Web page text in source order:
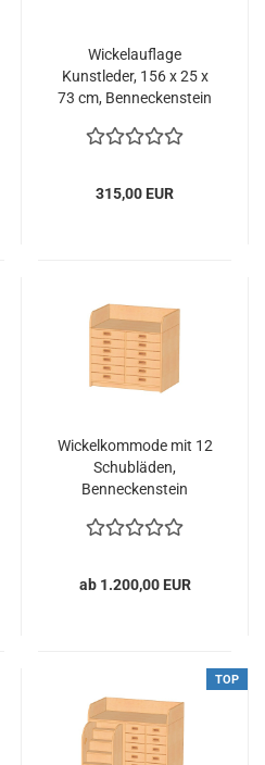
Wickelauflage
Kunstleder, 156 x 25 x
73 cm, Benneckenstein
315,00 EUR
Wickelkommode mit 12
Schubläden,
Benneckenstein
ab 1.200,00 EUR
TOP